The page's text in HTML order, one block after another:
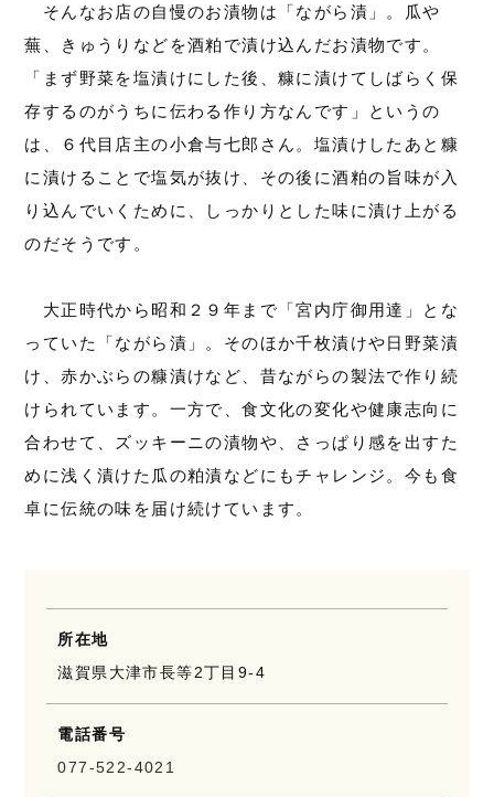
そんなお店の自慢のお漬物は「ながら漬」。瓜や
蕪、きゅうりなどを酒粕で漬け込んだお漬物です。
「まず野菜を塩漬けにした後、糠に漬けてしばらく保
存するのがうちに伝わる作り方なんです」というの
は、６代目店主の小倉与七郎さん。塩漬けしたあと糠
に漬けることで塩気が抜け、その後に酒粕の旨味が入
り込んでいくために、しっかりとした味に漬け上がる
のだそうです。
大正時代から昭和２９年まで「宮内庁御用達」とな
っていた「ながら漬」。そのほか千枚漬けや日野菜漬
け、赤かぶらの糠漬けなど、昔ながらの製法で作り続
けられています。一方で、食文化の変化や健康志向に
合わせて、ズッキーニの漬物や、さっぱり感を出すた
めに浅く漬けた瓜の粕漬などにもチャレンジ。今も食
卓に伝統の味を届け続けています。
所在地
滋賀県大津市長等2丁目9-4
電話番号
077-522-4021